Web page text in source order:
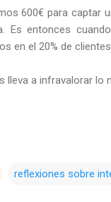
600€ para captar
entonces
en el 20% de
a infravalorar
reflexiones sobre